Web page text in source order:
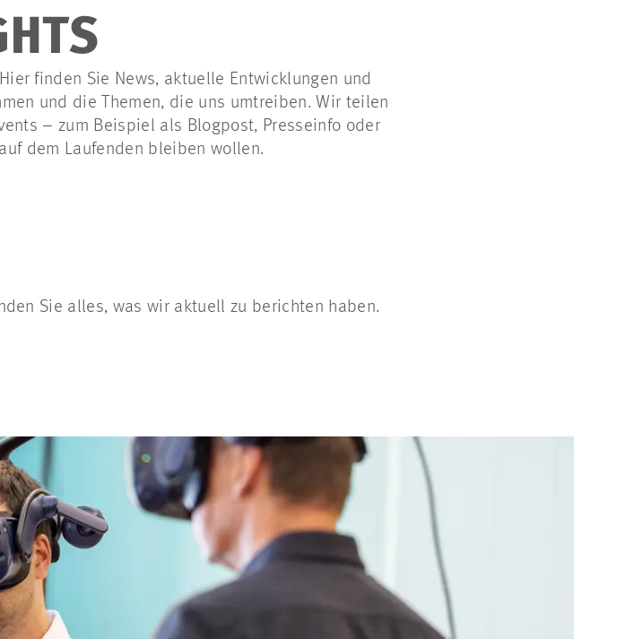
finden Sie News, aktuelle Entwicklungen und
und die Themen, die uns umtreiben. Wir teilen
– zum Beispiel als Blogpost, Presseinfo oder
dem Laufenden bleiben wollen.
Sie alles, was wir aktuell zu berichten haben.